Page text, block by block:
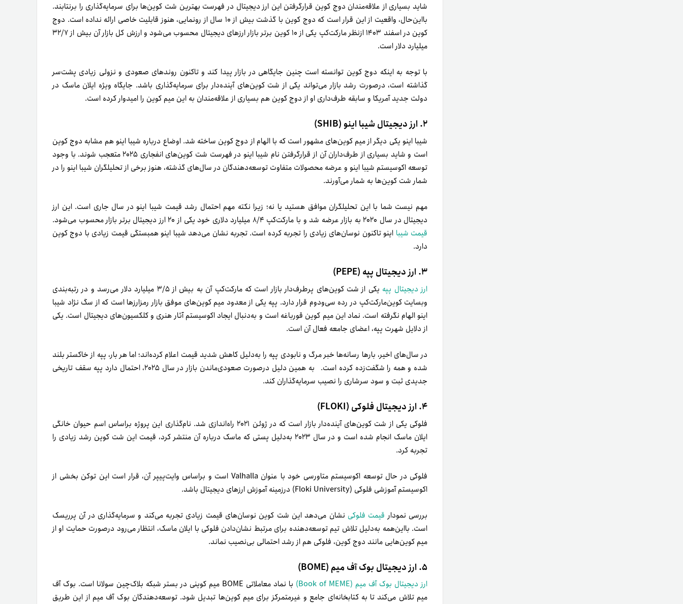
شاید بسیاری از علاقه‌مندان دوج کوین قرارگرفتن این ارز دیجیتال در فهرست بهترین شت کوین‌ها برای سرمایه‌گذاری را برنتابند.
بااین‌حال، واقعیت از این قرار است که دوج کوین با گذشت بیش از ۱۰ سال از رونمایی، هنوز قابلیت خاصی ارائه نداده است. دوج
کوین در اسفند ۱۴۰۳ از‌نظر مارکت‌کپ یکی از ۱۰ کوین برتر بازار ارزهای دیجیتال محسوب می‌شود و ارزش کل بازار آن بیش از ۳۲/۷
میلیارد دلار است.
با توجه به اینکه دوج کوین توانسته است چنین جایگاهی در بازار پیدا کند و تاکنون روندهای صعودی و نزولی زیادی پشت‌سر
گذاشته است، در‌صورت رشد بازار می‌تواند یکی از شت کوین‌های آینده‌دار برای سرمایه‌گذاری باشد. جایگاه ویژه ایلان ماسک در
دولت جدید آمریکا و سابقه طرف‌داری او از دوج کوین هم بسیاری از علاقه‌مندان به این میم کوین را امیدوار کرده است.
۲. ارز دیجیتال شیبا اینو (SHIB)
شیبا اینو یکی دیگر از میم کوین‌های مشهور است که با الهام از دوج کوین ساخته شد. اوضاع درباره شیبا اینو هم مشابه دوج کوین
است و شاید بسیاری از طرف‌داران آن از قرارگرفتن نام شیبا اینو در فهرست شت کوین‌های انفجاری ۲۰۲۵ متعجب شوند. با وجود
توسعه اکوسیستم شیبا اینو و عرضه محصولات متفاوت توسعه‌دهندگان در سال‌های گذشته، هنوز برخی از تحلیلگران شیبا اینو را در
شمار شت کوین‌ها به‌ شمار می‌آورند.
مهم نیست شما با این تحلیلگران موافق هستید یا نه؛ زیرا نکته مهم احتمال رشد قیمت شیبا اینو در سال جاری است. این ارز
دیجیتال در سال ۲۰۲۰ به بازار عرضه شد و با مارکت‌کپ ۸/۴ میلیارد دلاری خود یکی از ۲۰ ارز دیجیتال برتر بازار محسوب می‌شود.
قیمت شیبا اینو تاکنون نوسان‌های زیادی را تجربه کرده است. تجربه نشان می‌دهد شیبا اینو همبستگی قیمت زیادی با دوج کوین
دارد.
۳. ارز دیجیتال پپه (PEPE)
ارز دیجیتال پپه
یکی از شت کوین‌های پرطرف‌دار بازار است که مارکت‌کپ آن به بیش از ۳/۵ میلیارد دلار می‌رسد و در رتبه‌بندی
وبسایت کوین‌مارکت‌کپ در رده سی‌و‌دوم قرار دارد. پپه یکی از معدود میم کوین‌های موفق بازار رمزارزها است که از سگ نژاد شیبا
اینو الهام نگرفته است. نماد این میم کوین قورباغه است و به‌دنبال ایجاد اکوسیستم آثار هنری و کلکسیون‌های دیجیتال است. یکی
از دلایل شهرت پپه، اعضای جامعه فعال آن است.
در سال‌های اخیر، بارها رسانه‌ها خبر مرگ و نابودی پپه را به‌دلیل کاهش شدید قیمت اعلام کرده‌اند؛ اما هر بار، پپه از خاکستر بلند
شده و همه را شگفت‌زده کرده است. به همین دلیل درصورت صعودی‌ماندن بازار در سال ۲۰۲۵، احتمال دارد پپه سقف تاریخی
جدیدی ثبت و سود سرشاری را نصیب سرمایه‌گذاران کند.
۴. ارز دیجیتال فلوکی (FLOKI)
فلوکی یکی از شت کوین‌های آینده‌دار بازار است که در ژوئن ۲۰۲۱ راه‌اندازی شد. نام‌گذاری این پروژه بر‌اساس اسم حیوان خانگی
ایلان ماسک انجام شده است و در سال ۲۰۲۳ به‌دلیل پستی که ماسک درباره آن منتشر کرد، قیمت این شت کوین رشد زیادی را
تجربه کرد.
فلوکی در حال توسعه اکوسیستم متاورسی خود با عنوان Valhalla است و براساس وایت‌پیپر آن، قرار است این توکن بخشی از
اکوسیستم آموزشی فلوکی (Floki University) درزمینه آموزش ارزهای دیجیتال باشد.
بررسی نمودار قیمت فلوکی نشان می‌دهد این شت کوین نوسان‌های قیمت زیادی تجربه می‌کند و سرمایه‌گذاری در آن پرریسک
است. بااین‌همه به‌دلیل تلاش تیم توسعه‌دهنده برای مرتبط نشان‌دادن فلوکی با ایلان ماسک، انتظار می‌رود درصورت حمایت او از
میم کوین‌هایی مانند دوج کوین، فلوکی هم از رشد احتمالی بی‌نصیب نماند.
۵. ارز دیجیتال بوک آف میم (BOME)
ارز دیجیتال بوک آف میم (Book of MEME)
با نماد معاملاتی BOME میم کوینی در بستر شبکه بلاک‌چین سولانا است. بوک آف
میم تلاش می‌کند تا به‌ کتابخانه‌ای جامع و غیر‌متمرکز برای میم کوین‌ها تبدیل شود. توسعه‌دهندگان بوک آف میم از این طریق